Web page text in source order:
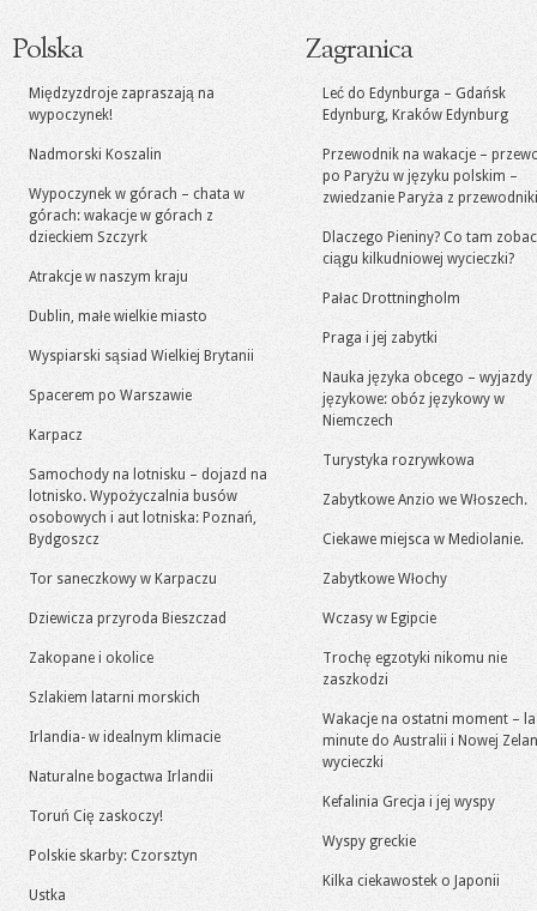
Polska
Międzyzdroje zapraszają na
wypoczynek!
Nadmorski Koszalin
Wypoczynek w górach – chata w
górach: wakacje w górach z
dzieckiem Szczyrk
Atrakcje w naszym kraju
Dublin, małe wielkie miasto
Wyspiarski sąsiad Wielkiej Brytanii
Spacerem po Warszawie
Karpacz
Samochody na lotnisku – dojazd na
lotnisko. Wypożyczalnia busów
osobowych i aut lotniska: Poznań,
Bydgoszcz
Tor saneczkowy w Karpaczu
Dziewicza przyroda Bieszczad
Zakopane i okolice
Szlakiem latarni morskich
Irlandia- w idealnym klimacie
Naturalne bogactwa Irlandii
Toruń Cię zaskoczy!
Polskie skarby: Czorsztyn
Ustka
Zagranica
Leć do Edynburga – Gdańsk
Edynburg, Kraków Edynburg
Przewodnik na wakacje –
po Paryżu w języku polskim –
zwiedzanie Paryża z
Dlaczego Pieniny? Co tam
ciągu kilkudniowej wycieczki?
Pałac Drottningholm
Praga i jej zabytki
Nauka języka obcego – wyjazdy
językowe: obóz językowy w
Niemczech
Turystyka rozrywkowa
Zabytkowe Anzio we Włoszech.
Ciekawe miejsca w Mediolanie.
Zabytkowe Włochy
Wczasy w Egipcie
Trochę egzotyki nikomu nie
zaszkodzi
Wakacje na ostatni moment –
minute do Australii i Nowej
wycieczki
Kefalinia Grecja i jej wyspy
Wyspy greckie
Kilka ciekawostek o Japonii